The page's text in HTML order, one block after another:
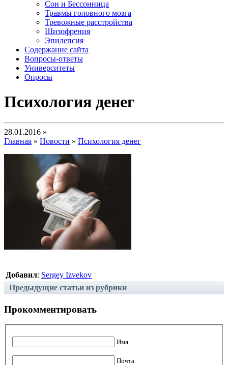
Сон и Бессонница
Травмы головного мозга
Тревожные расстройства
Шизофрения
Эпилепсия
Содержание сайта
Вопросы-ответы
Университеты
Опросы
Психология денег
28.01.2016 »
Главная » Новости » Психология денег
Добавил: Sergey Izvekov
Предыдущие статьи из рубрики
Прокомментировать
Имя
Почта